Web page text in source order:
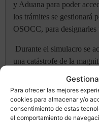
Para ofrecer las mejores
cookies para almacenar y/o
consentimiento de estas
el comportamiento de
y Aduana para poder
los trámites se gestionará
OSOCC, para
Durante el simulacro se
una catástrofe de la
distintos equipos USAR
simulacro.
Estos equipos USAR